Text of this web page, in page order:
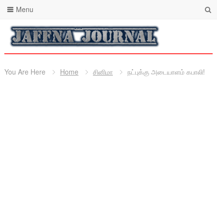
Menu
You Are Here Home சினிமா நட்புக்கு அடையாளம் கபாலி!